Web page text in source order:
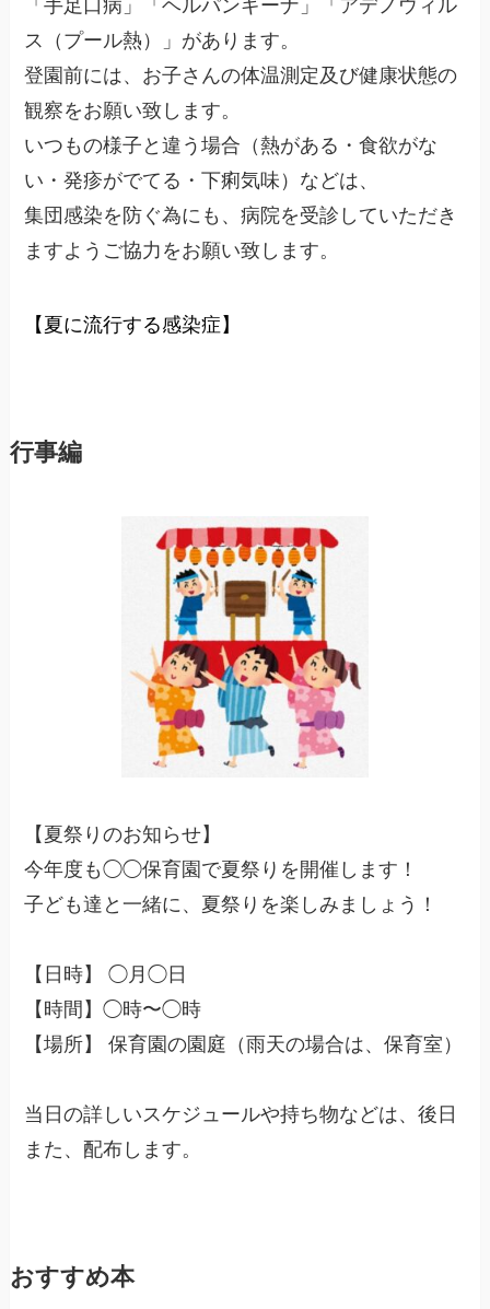
「手足口病」「ヘルパンギーナ」「アデノウィル
ス（プール熱）」があります。
登園前には、お子さんの体温測定及び健康状態の
観察をお願い致します。
いつもの様子と違う場合（熱がある・食欲がな
い・発疹がでてる・下痢気味）などは、
集団感染を防ぐ為にも、病院を受診していただき
ますようご協力をお願い致します。
【夏に流行する感染症】
行事編
【夏祭りのお知らせ】
今年度も◯◯保育園で夏祭りを開催します！
子ども達と一緒に、夏祭りを楽しみましょう！
【日時】 ◯月◯日
【時間】◯時〜◯時
【場所】 保育園の園庭（雨天の場合は、保育室）
当日の詳しいスケジュールや持ち物などは、後日
また、配布します。
おすすめ本